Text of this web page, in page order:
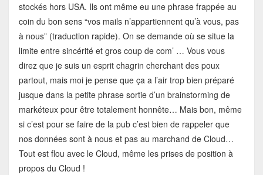
stockés hors USA. Ils ont même eu une phrase frappée au
coin du bon sens “vos mails n’appartiennent qu’à vous, pas
à nous” (traduction rapide). On se demande où se situe la
limite entre sincérité et gros coup de com’ … Vous vous
direz que je suis un esprit chagrin cherchant des poux
partout, mais moi je pense que ça a l’air trop bien préparé
jusque dans la petite phrase sortie d’un brainstorming de
markéteux pour être totalement honnête… Mais bon, même
si c’est pour se faire de la pub c’est bien de rappeler que
nos données sont à nous et pas au marchand de Cloud…
Tout est flou avec le Cloud, même les prises de position à
propos du Cloud !